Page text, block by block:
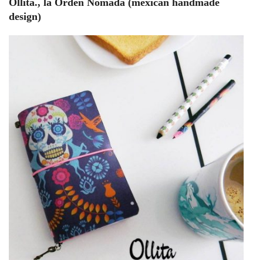
Ollita., la Orden Nómada (mexican handmade
design)